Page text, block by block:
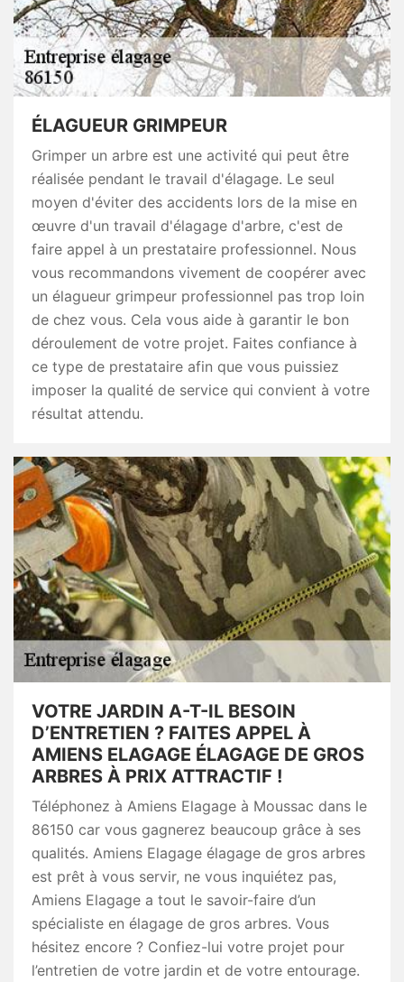
ÉLAGUEUR GRIMPEUR
Grimper un arbre est une activité qui peut être
réalisée pendant le travail d'élagage. Le seul
moyen d'éviter des accidents lors de la mise en
œuvre d'un travail d'élagage d'arbre, c'est de
faire appel à un prestataire professionnel. Nous
vous recommandons vivement de coopérer avec
un élagueur grimpeur professionnel pas trop loin
de chez vous. Cela vous aide à garantir le bon
déroulement de votre projet. Faites confiance à
ce type de prestataire afin que vous puissiez
imposer la qualité de service qui convient à votre
résultat attendu.
VOTRE JARDIN A-T-IL BESOIN
D’ENTRETIEN ? FAITES APPEL À
AMIENS ELAGAGE ÉLAGAGE DE GROS
ARBRES À PRIX ATTRACTIF !
Téléphonez à Amiens Elagage à Moussac dans le
86150 car vous gagnerez beaucoup grâce à ses
qualités. Amiens Elagage élagage de gros arbres
est prêt à vous servir, ne vous inquiétez pas,
Amiens Elagage a tout le savoir-faire d’un
spécialiste en élagage de gros arbres. Vous
hésitez encore ? Confiez-lui votre projet pour
l’entretien de votre jardin et de votre entourage.